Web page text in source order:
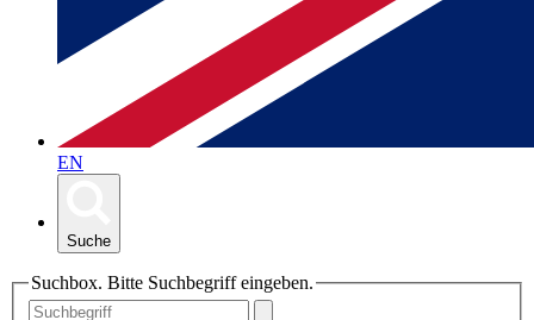
EN
Suche
Suchbox. Bitte Suchbegriff eingeben.